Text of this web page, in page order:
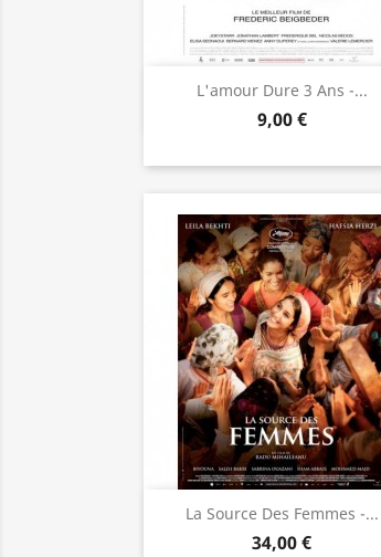
L'amour Dure 3 Ans -...
9,00 €
Aperçu rapide
La Source Des Femmes -...
34,00 €
Aperçu rapide